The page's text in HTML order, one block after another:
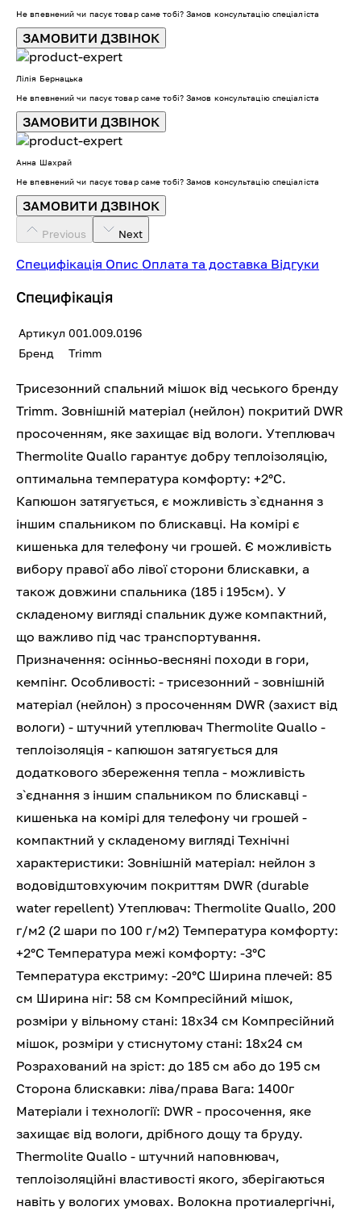
Не впевнений чи пасує товар саме тобі? Замов консультацію спеціаліста
ЗАМОВИТИ ДЗВІНОК
Лілія Бернацька
Не впевнений чи пасує товар саме тобі? Замов консультацію спеціаліста
ЗАМОВИТИ ДЗВІНОК
Анна Шахрай
Не впевнений чи пасує товар саме тобі? Замов консультацію спеціаліста
ЗАМОВИТИ ДЗВІНОК
Previous Next
Специфікація Опис Оплата та доставка Відгуки
Специфікація
Артикул 001.009.0196
Бренд
Trimm
Трисезонний спальний мішок від чеського бренду
Trimm. Зовнішній матеріал (нейлон) покритий DWR
просоченням, яке захищає від вологи. Утеплювач
Thermolite Quallo гарантує добру теплоізоляцію,
оптимальна температура комфорту: +2°С.
Капюшон затягується, є можливість з`єднання з
іншим спальником по блискавці. На комірі є
кишенька для телефону чи грошей. Є можливість
вибору правої або лівої сторони блискавки, а
також довжини спальника (185 і 195см). У
складеному вигляді спальник дуже компактний,
що важливо під час транспортування.
Призначення: осінньо-весняні походи в гори,
кемпінг. Особливості: - трисезонний - зовнішній
матеріал (нейлон) з просоченням DWR (захист від
вологи) - штучний утеплювач Thermolite Quallo -
теплоізоляція - капюшон затягується для
додаткового збереження тепла - можливість
з`єднання з іншим спальником по блискавці -
кишенька на комірі для телефону чи грошей -
компактний у складеному вигляді Технічні
характеристики: Зовнішній матеріал: нейлон з
водовідштовхуючим покриттям DWR (durable
water repellent) Утеплювач: Thermolite Quallo, 200
г/м2 (2 шари по 100 г/м2) Температура комфорту:
+2°С Температура межі комфорту: -3°С
Температура екстриму: -20°С Ширина плечей: 85
см Ширина ніг: 58 см Компресійний мішок,
розміри у вільному стані: 18x34 см Компресійний
мішок, розміри у стиснутому стані: 18x24 см
Розрахований на зріст: до 185 см або до 195 см
Сторона блискавки: ліва/права Вага: 1400г
Матеріали і технології: DWR - просочення, яке
захищає від вологи, дрібного дощу та бруду.
Thermolite Quallo - штучний наповнювач,
теплоізоляційні властивості якого, зберігаються
навіть у вологих умовах. Волокна протиалергічні,